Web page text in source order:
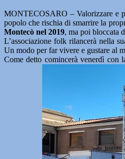
MONTECOSARO – Valorizzare e
popolo che rischia di smarrire la
Montecò nel 2019, ma poi bloccata
L’associazione folk rilancerà nella
Un modo per far vivere e gustare al
Come detto comincerà venerdì con